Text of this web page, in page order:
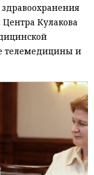
Кулакова
телемедицины и